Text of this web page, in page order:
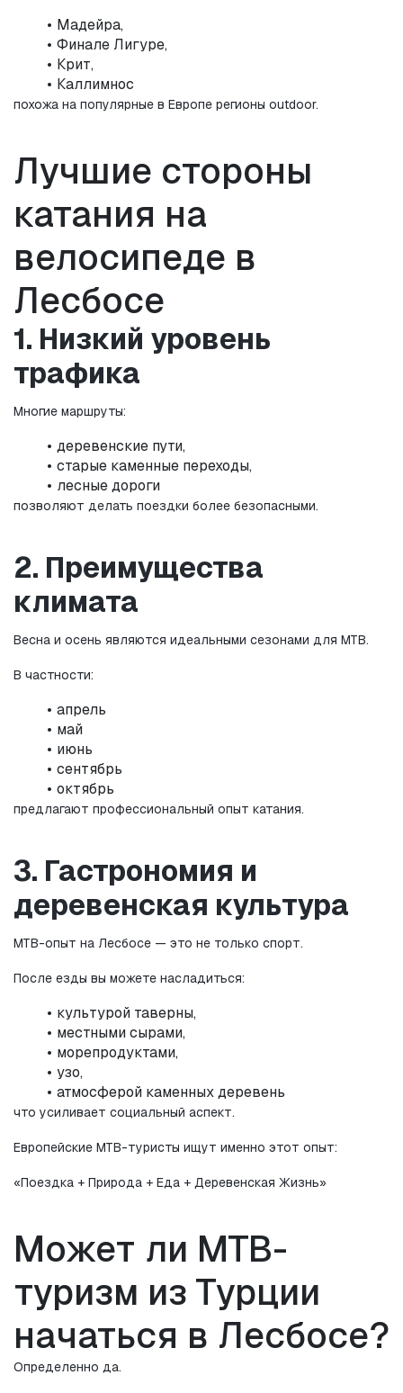
Мадейра,
Финале Лигуре,
Крит,
Каллимнос
похожа на популярные в Европе регионы outdoor.
Лучшие стороны
катания на
велосипеде в
Лесбосе
1. Низкий уровень
трафика
Многие маршруты:
деревенские пути,
старые каменные переходы,
лесные дороги
позволяют делать поездки более безопасными.
2. Преимущества
климата
Весна и осень являются идеальными сезонами для MTB.
В частности:
апрель
май
июнь
сентябрь
октябрь
предлагают профессиональный опыт катания.
3. Гастрономия и
деревенская культура
MTB-опыт на Лесбосе — это не только спорт.
После езды вы можете насладиться:
культурой таверны,
местными сырами,
морепродуктами,
узо,
атмосферой каменных деревень
что усиливает социальный аспект.
Европейские MTB-туристы ищут именно этот опыт:
«Поездка + Природа + Еда + Деревенская Жизнь»
Может ли MTB-
туризм из Турции
начаться в Лесбосе?
Определенно да.